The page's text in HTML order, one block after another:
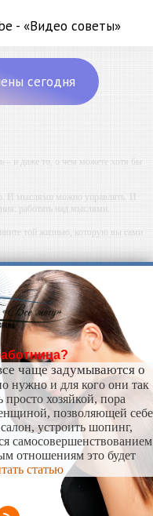
- «Видео советы»
сегодня
– и даже то, о чем можете хотя бы
И мыслями можно управлять. И
работать над мыслями.
той жизнью, которую вы сами
нищета — глупость. Из всех
самолюбование.
это пропустить его мимо ушей. Он
кроме того, кто его дал.
когда их дают мне.
чаще задумываются о
нужно и для кого они так
просто хозяйкой, пора
позволяющей себе
устроить шопинг,
самосовершенствованием
отношениям это будет
статью